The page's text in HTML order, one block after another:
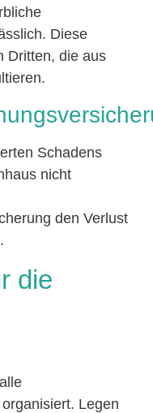
Diese
Dritten, die aus
Schadens
nicht
den Verlust
die
Legen